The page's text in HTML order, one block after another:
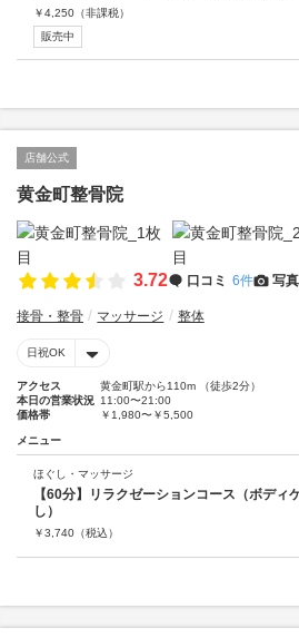
￥4,250 （非課税）
販売中
店舗公式
黄金町整骨院
3.72 口コミ 6件 写真
接骨・整骨 マッサージ 整体
日祝OK
アクセス
黄金町駅から110m （徒歩2分）
本日の営業状況 11:00〜21:00
価格帯
￥1,980〜￥5,500
メニュー
ほぐし・マッサージ
【60分】リラクゼーションコース（ボディ
し）
￥3,740 （税込）